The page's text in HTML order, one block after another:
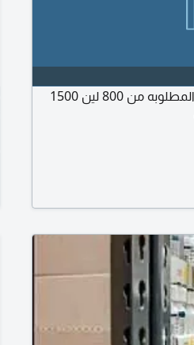
مطلوب مخزن لا مانع اذا بمزرعة المساحة المطلوبه من 800 لين 1500